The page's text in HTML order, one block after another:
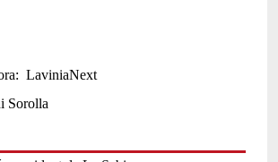
LaviniaNext
Sorolla